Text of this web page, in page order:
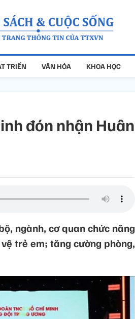
TRIỂN VĂN HÓA KHOA HỌC
đón nhận Huân
ngành, cơ quan chức năng
trẻ em; tăng cường phòng,